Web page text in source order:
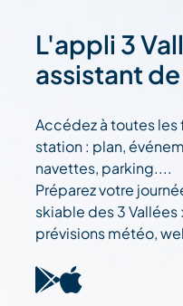
L'appli 3
assistant
Accédez à toutes
station : plan,
navettes, parking....
Préparez votre
skiable des 3
prévisions météo,